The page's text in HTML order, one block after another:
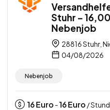
Stuhr –
Nebenjob
28816 Stuhr,
04/08/2026
Nebenjob
16Euro -16Euro /